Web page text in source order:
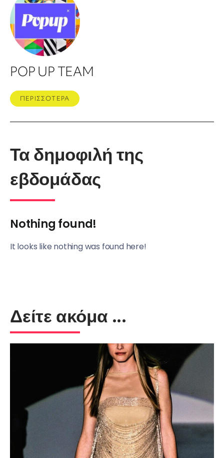
POP UP TEAM
ΠΕΡΙΣΣΟΤΕΡΑ
Τα δημοφιλή της
εβδομάδας
Nothing found!
It looks like nothing was found here!
Δείτε ακόμα ...